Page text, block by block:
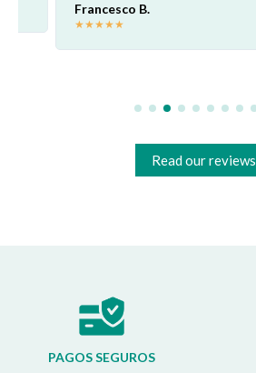
Francesco B.
★★
Read our reviews
PAGOS SEGUROS